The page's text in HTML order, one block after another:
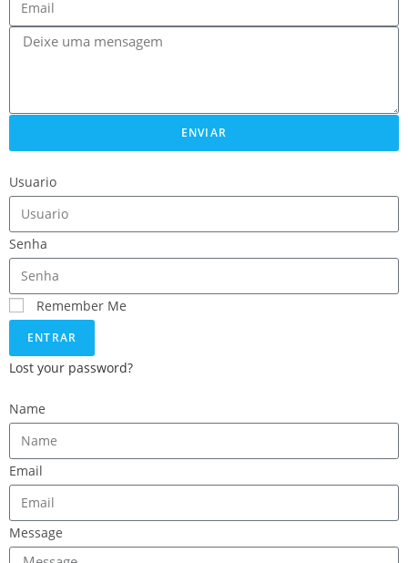
ENVIAR
Usuario
Senha
Remember Me
ENTRAR
Lost your password?
Name
Email
Message